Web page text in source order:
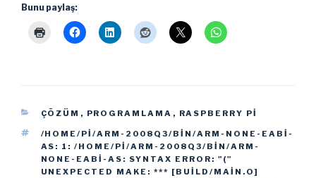
Bunu paylaş:
KATEGORILER
ÇÖZÜM , PROGRAMLAMA , RASPBERRY PI
ETIKETLER
/HOME/PI/ARM-2008Q3/BIN/ARM-NONE-EABI-
AS: 1: /HOME/PI/ARM-2008Q3/BIN/ARM-
NONE-EABI-AS: SYNTAX ERROR: "("
UNEXPECTED MAKE: *** [BUILD/MAIN.O]